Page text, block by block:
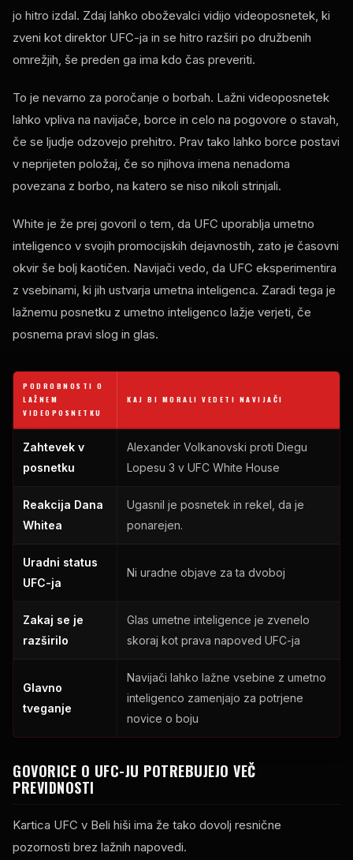
jo hitro izdal. Zdaj lahko oboževalci vidijo videoposnetek, ki
zveni kot direktor UFC-ja in se hitro razširi po družbenih
omrežjih, še preden ga ima kdo čas preveriti.
To je nevarno za poročanje o borbah. Lažni videoposnetek
lahko vpliva na navijače, borce in celo na pogovore o stavah,
če se ljudje odzovejo prehitro. Prav tako lahko borce postavi
v neprijeten položaj, če so njihova imena nenadoma
povezana z borbo, na katero se niso nikoli strinjali.
White je že prej govoril o tem, da UFC uporablja umetno
inteligenco v svojih promocijskih dejavnostih, zato je časovni
okvir še bolj kaotičen. Navijači vedo, da UFC eksperimentira
z vsebinami, ki jih ustvarja umetna inteligenca. Zaradi tega je
lažnemu posnetku z umetno inteligenco lažje verjeti, če
posnema pravi slog in glas.
PODROBNOSTI O
LAŽNEM
VIDEOPOSNETKU
KAJ BI MORALI VEDETI NAVIJAČI
Zahtevek v
posnetku
Alexander Volkanovski proti Diegu
Lopesu 3 v UFC White House
Reakcija Dana
Whitea
Ugasnil je posnetek in rekel, da je
ponarejen.
Uradni status
UFC-ja
Ni uradne objave za ta dvoboj
Zakaj se je
razširilo
Glas umetne inteligence je zvenelo
skoraj kot prava napoved UFC-ja
Glavno
tveganje
Navijači lahko lažne vsebine z umetno
inteligenco zamenjajo za potrjene
novice o boju
GOVORICE O UFC-JU POTREBUJEJO VEČ
PREVIDNOSTI
Kartica UFC v Beli hiši ima že tako dovolj resnične
pozornosti brez lažnih napovedi.